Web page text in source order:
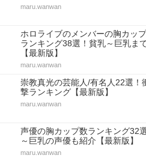
maru.wanwan
ホロライブのメンバーの胸カッ
ランキング38選！貧乳～巨乳ま
【最新版】
maru.wanwan
崇教真光の芸能人/有名人22選！
撃ランキング【最新版】
maru.wanwan
声優の胸カップ数ランキング32
～巨乳の声優も紹介【最新版】
maru.wanwan